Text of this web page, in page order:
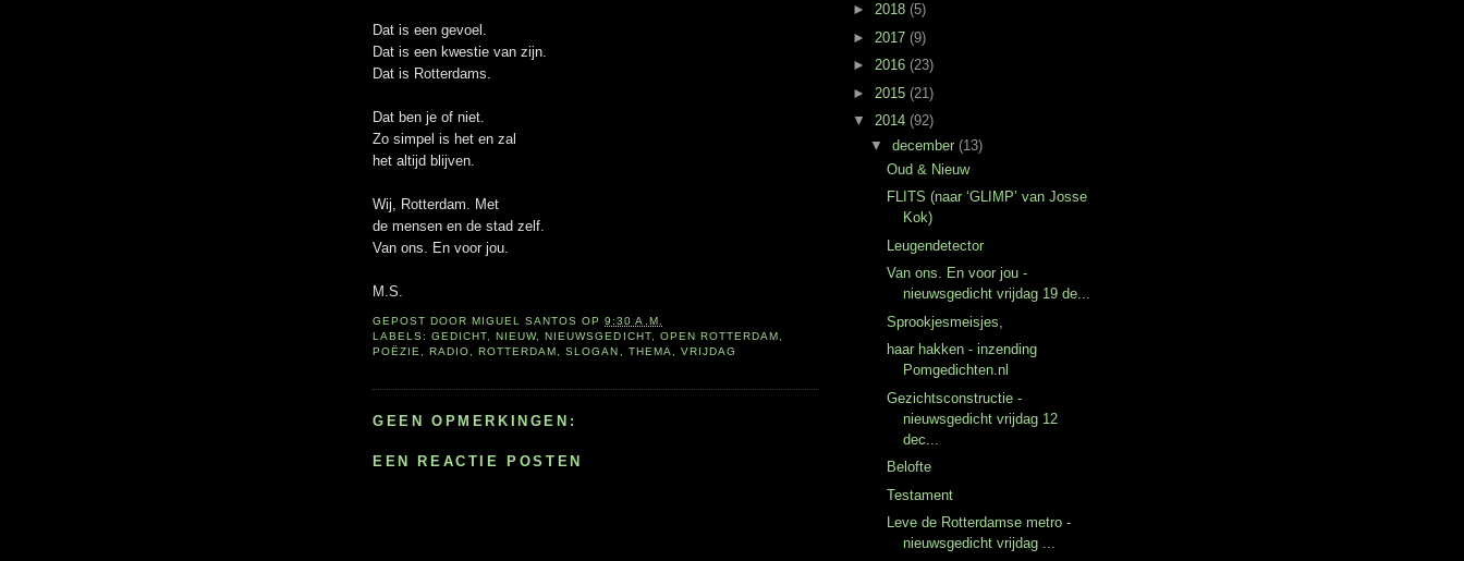
Dat is een gevoel.
Dat is een kwestie van zijn.
Dat is Rotterdams.
Dat ben je of niet.
Zo simpel is het en zal
het altijd blijven.
Wij, Rotterdam. Met
de mensen en de stad zelf.
Van ons. En voor jou.
M.S.
GEPOST DOORMIGUEL SANTOS OP9:30 A.M.
LABELS:GEDICHT ,NIEUW,NIEUWSGEDICHT, OPEN ROTTERDAM
POËZIE
,RADIO ,ROTTERDAM ,SLOGAN THEMA VRIJDAG
GEEN OPMERKINGEN:
EEN REACTIE POSTEN
► 2018 (5)
► 2017 (9)
► 2016 (23)
► 2015 (21)
▼ 2014 (92)
▼ december (13)
Oud & Nieuw
FLITS (naar ‘GLIMP’ van Josse
Kok)
Leugendetector
Van ons. En voor jou -
nieuwsgedicht vrijdag 19 de...
Sprookjesmeisjes,
haar hakken - inzending
Pomgedichten.nl
Gezichtsconstructie -
nieuwsgedicht vrijdag 12
dec...
Belofte
Testament
Leve de Rotterdamse metro -
nieuwsgedicht vrijdag ...